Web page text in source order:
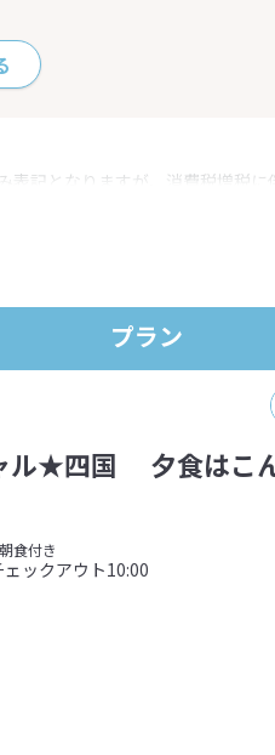
記となりますが、消費税増税に
プラン
ル★四国 夕食はこ
食付き
ックアウト10:00